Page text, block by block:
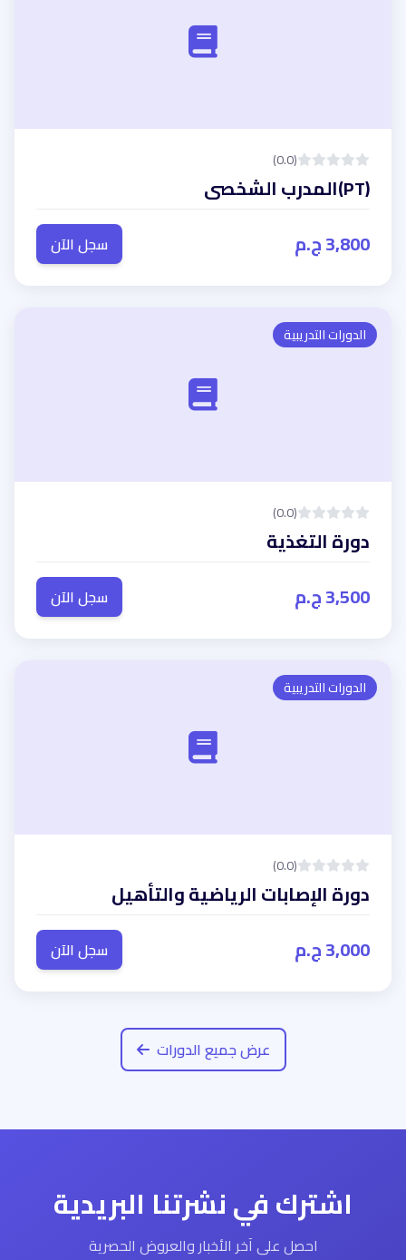
(0.0)
(PT)المدرب الشخصى
3,800 ج.م
سجل الآن
الدورات التدريبية
(0.0)
دورة التغذية
3,500 ج.م
سجل الآن
الدورات التدريبية
(0.0)
دورة الإصابات الرياضية والتأهيل
3,000 ج.م
سجل الآن
عرض جميع الدورات
اشترك في نشرتنا البريدية
احصل على آخر الأخبار والعروض الحصرية